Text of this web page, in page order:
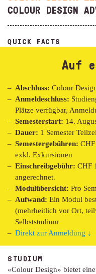
COLOUR DESIGN
QUICK FACTS
Auf
Abschluss: Colour
Anmeldeschluss:
Plätze verfügbar,
Semesterstart: 14.
Dauer: 1 Semester
Semestergebühren:
exkl. Exkursionen
Einschreibgebühr: CHF
angerechnet.
Modulübersicht: Pro
Aufwand: Ein Modul
(mehrheitlich vor Ort,
Selbststudium
Direkt zur Anmeldung ↓
STUDIUM
«Colour Design» bietet